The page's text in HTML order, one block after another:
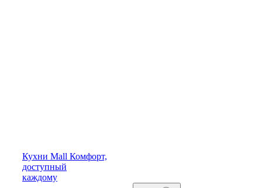
Кухни Mall Комфорт,
доступный
каждому